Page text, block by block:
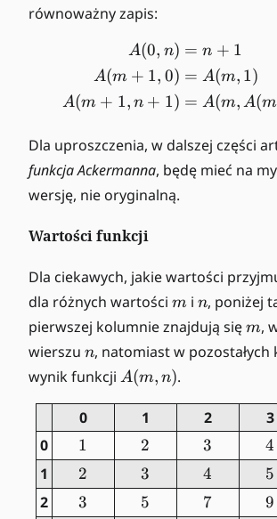
równoważny zapis:
A(0, n)
A(m + 1, 0)
A(m + 1, n + 1)
= n + 1
= A(m, 1)
= A(m, A(m
Dla uproszczenia, w dalszej części
funkcja Ackermanna, będę mieć na
wersję, nie oryginalną.
Wartości funkcji
Dla ciekawych, jakie wartości
dla różnych wartości m
m i n
n, poniżej
pierwszej kolumnie znajdują sięm
m,
wierszu n
n, natomiast w
wynik funkcji A
,n
)
A(m, n).
0 1 2 3
0
1
1 2
2 3
3 4
4
1
2
2 3
3 4
4 5
5
2
3
3 5
5 7
7 9
9